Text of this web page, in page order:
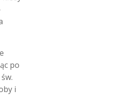
po
i